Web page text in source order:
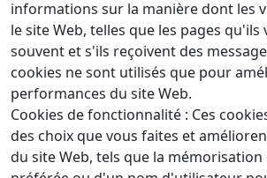
informations sur la manière dont les
le site Web, telles que les pages qu'ils
souvent et s'ils reçoivent des
cookies ne sont utilisés que pour
performances du site Web.
Cookies de fonctionnalité : Ces
des choix que vous faites et
du site Web, tels que la